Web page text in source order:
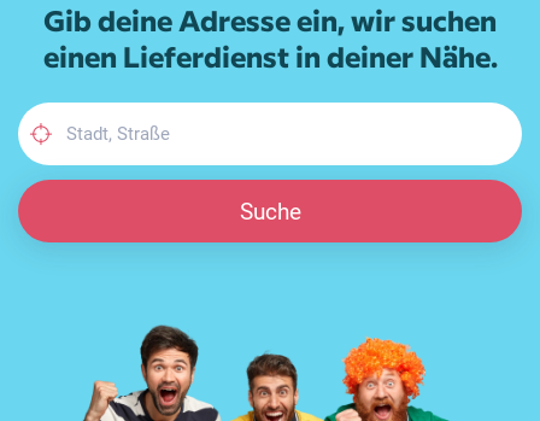
Gib deine Adresse ein, wir suchen
einen Lieferdienst in deiner Nähe.
Suche